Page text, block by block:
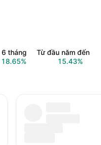
6 tháng
18.65%
Từ đầu năm đến
15.43%